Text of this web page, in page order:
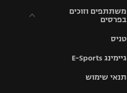
משתתפים וזוכים
בפרסים
וזוכים בפרסים
תקנון עבור פעילות
טניס
גיימינג E-Sports
תנאי שימוש